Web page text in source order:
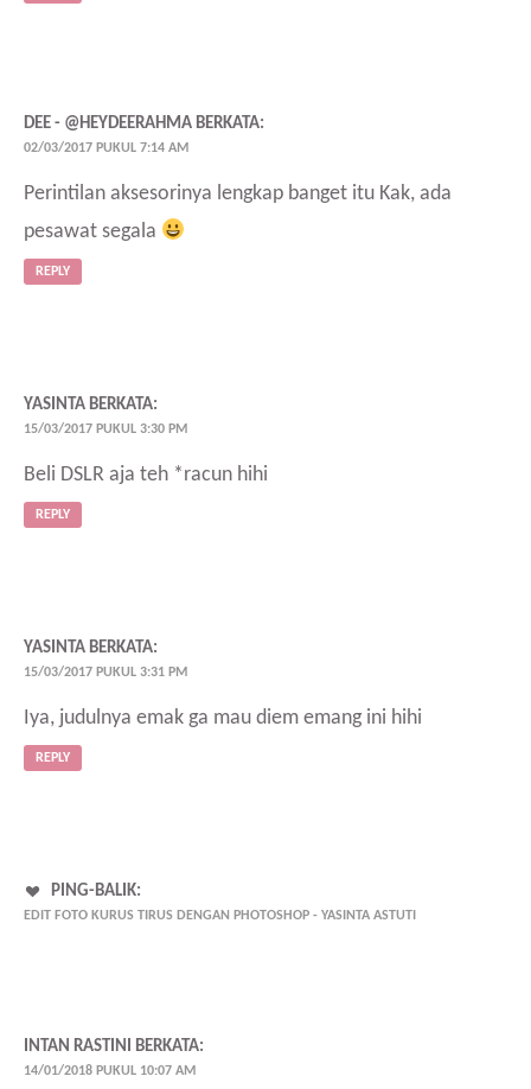
DEE - @HEYDEERAHMA BERKATA:
02/03/2017 PUKUL 7:14 AM
Perintilan aksesorinya lengkap banget itu Kak, ada
pesawat segala
REPLY
YASINTA BERKATA:
15/03/2017 PUKUL 3:30 PM
Beli DSLR aja teh *racun hihi
REPLY
YASINTA BERKATA:
15/03/2017 PUKUL 3:31 PM
Iya, judulnya emak ga mau diem emang ini hihi
REPLY
PING-BALIK:
EDIT FOTO KURUS TIRUS DENGAN PHOTOSHOP - YASINTA ASTUTI
INTAN RASTINI BERKATA:
14/01/2018 PUKUL 10:07 AM